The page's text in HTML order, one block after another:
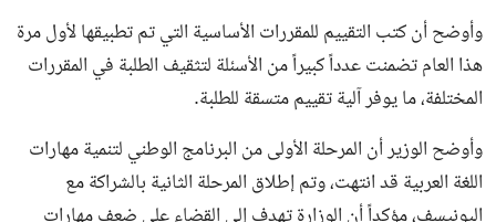
وأوضح أن كتب التقييم للمقررات الأساسية التي تم تطبيقها لأول مرة
هذا العام تضمنت عدداً كبيراً من الأسئلة لتثقيف الطلبة في المقررات
المختلفة، ما يوفر آلية تقييم متسقة للطلبة.
وأوضح الوزير أن المرحلة الأولى من البرنامج الوطني لتنمية مهارات
اللغة العربية قد انتهت، وتم إطلاق المرحلة الثانية بالشراكة مع